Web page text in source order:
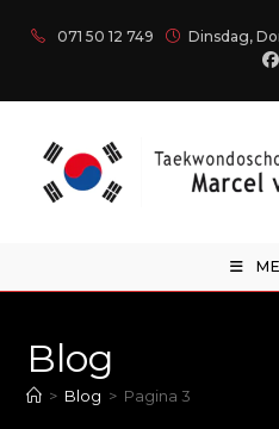
071 50 12 749 Dinsdag,
Blog
> Blog > Pagina 3